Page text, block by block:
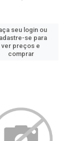
seu login ou
se para
ver preços e
comprar